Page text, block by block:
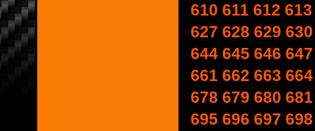
610 611 612 613
627 628 629 630
644 645 646 647
661 662 663 664
678 679 680 681
695 696 697 698